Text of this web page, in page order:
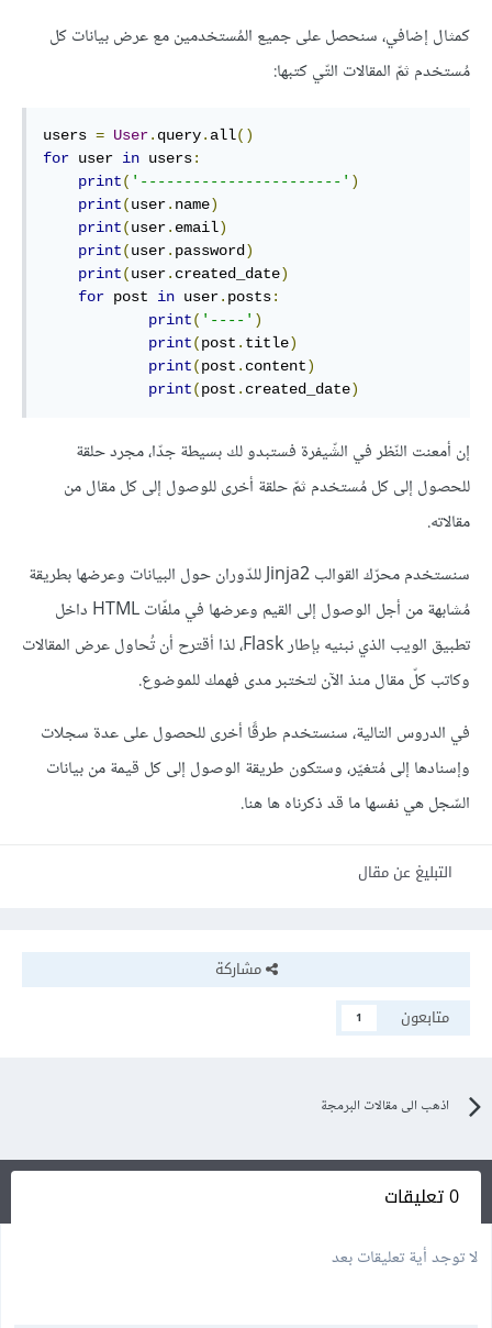
كمثال إضافي، سنحصل على جميع المُستخدمين مع عرض بيانات كل
مُستخدم ثمّ المقالات التّي كتبها:
users = User. query. all()
for user in users:
print( '-----------------------' )
print(user. name)
print(user. email)
print(user. password )
print(user. created_date)
for post in user. posts:
print( '----' )
print(post . title)
print(post . content)
print(post . created_date)
إن أمعنت النّظر في الشّيفرة فستبدو لك بسيطة جدّا، مجرد حلقة
للحصول إلى كل مُستخدم ثمّ حلقة أخرى للوصول إلى كل مقال من
مقالاته.
سنستخدم محرّك القوالب Jinja2 للدّوران حول البيانات وعرضها بطريقة
مُشابهة من أجل الوصول إلى القيم وعرضها في ملفّات HTML داخل
تطبيق الويب الذي نبنيه بإطار Flask، لذا أقترح أن تُحاول عرض المقالات
وكاتب كلّ مقال منذ الآن لتختبر مدى فهمك للموضوع.
في الدروس التالية، سنستخدم طرقًا أخرى للحصول على عدة سجلات
وإسنادها إلى مُتغيّر، وستكون طريقة الوصول إلى كل قيمة من بيانات
السّجل هي نفسها ما قد ذكرناه ها هنا.
التبليغ عن مقال
مشاركة
متابعون
1
اذهب الى مقالات البرمجة
0 تعليقات
لا توجد أية تعليقات بعد